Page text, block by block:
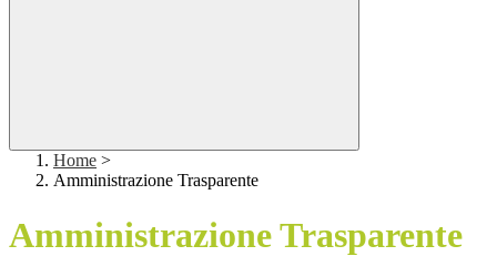
Home >
Amministrazione Trasparente
Amministrazione Trasparente